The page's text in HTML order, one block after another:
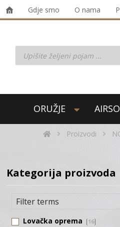
Gdje smo O nama
ORUŽJE
Proizvodi
Kategorija proizvoda
Lovačka oprema 16